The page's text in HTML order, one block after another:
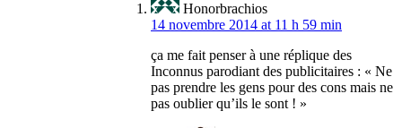
Honorbrachios
14 novembre 2014 at 11 h 59 min
ça me fait penser à une réplique des
Inconnus parodiant des publicitaires : « Ne
pas prendre les gens pour des cons mais ne
pas oublier qu’ils le sont ! »